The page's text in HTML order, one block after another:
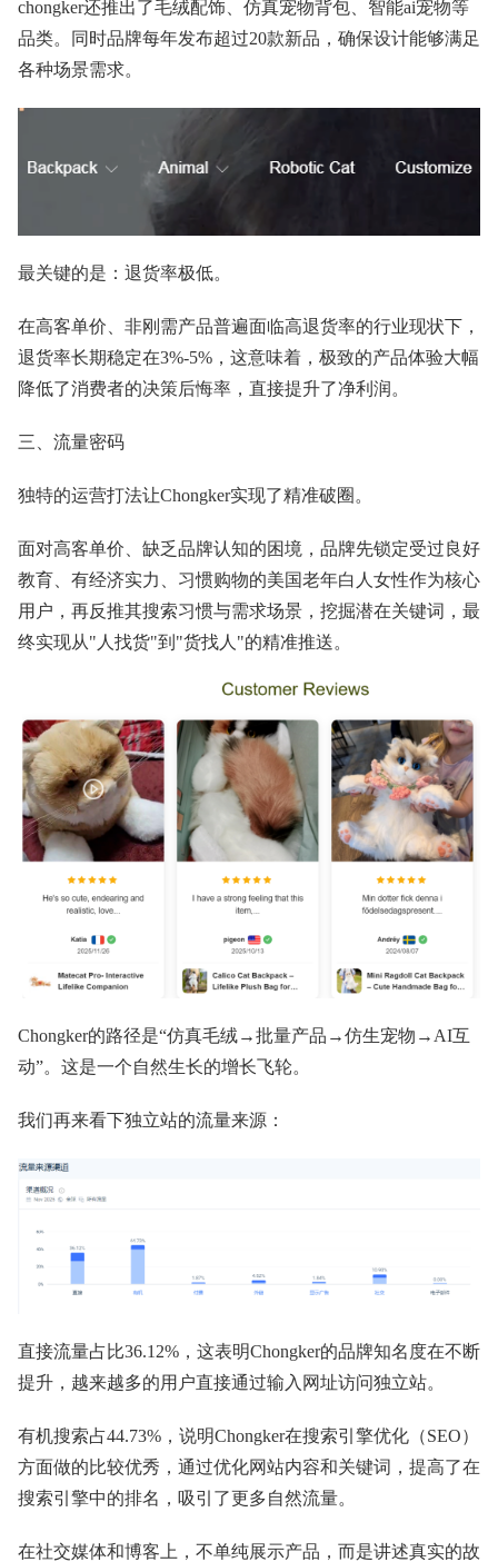
chongker还推出了毛绒配饰、仿真宠物背包、智能ai宠物等
品类。同时品牌每年发布超过20款新品，确保设计能够满足
各种场景需求。
最关键的是：退货率极低。
在高客单价、非刚需产品普遍面临高退货率的行业现状下，
退货率长期稳定在3%-5%，这意味着，极致的产品体验大幅
降低了消费者的决策后悔率，直接提升了净利润。
三、流量密码
独特的运营打法让Chongker实现了精准破圈。
面对高客单价、缺乏品牌认知的困境，品牌先锁定受过良好
教育、有经济实力、习惯购物的美国老年白人女性作为核心
用户，再反推其搜索习惯与需求场景，挖掘潜在关键词，最
终实现从"人找货"到"货找人"的精准推送。
Chongker的路径是“仿真毛绒→批量产品→仿生宠物→AI互
动”。这是一个自然生长的增长飞轮。
我们再来看下独立站的流量来源：
直接流量占比36.12%，这表明Chongker的品牌知名度在不断
提升，越来越多的用户直接通过输入网址访问独立站。
有机搜索占44.73%，说明Chongker在搜索引擎优化（SEO）
方面做的比较优秀，通过优化网站内容和关键词，提高了在
搜索引擎中的排名，吸引了更多自然流量。
在社交媒体和博客上，不单纯展示产品，而是讲述真实的故